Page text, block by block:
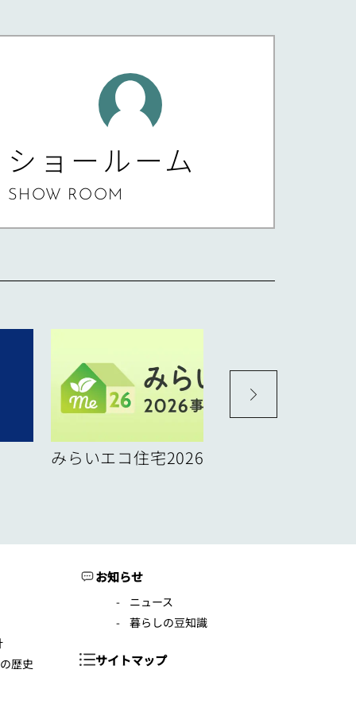
ショールーム
SHOW ROOM
みらいエコ住宅2026事業
歴史
お知らせ
ニュース
暮らしの豆知識
サイトマップ